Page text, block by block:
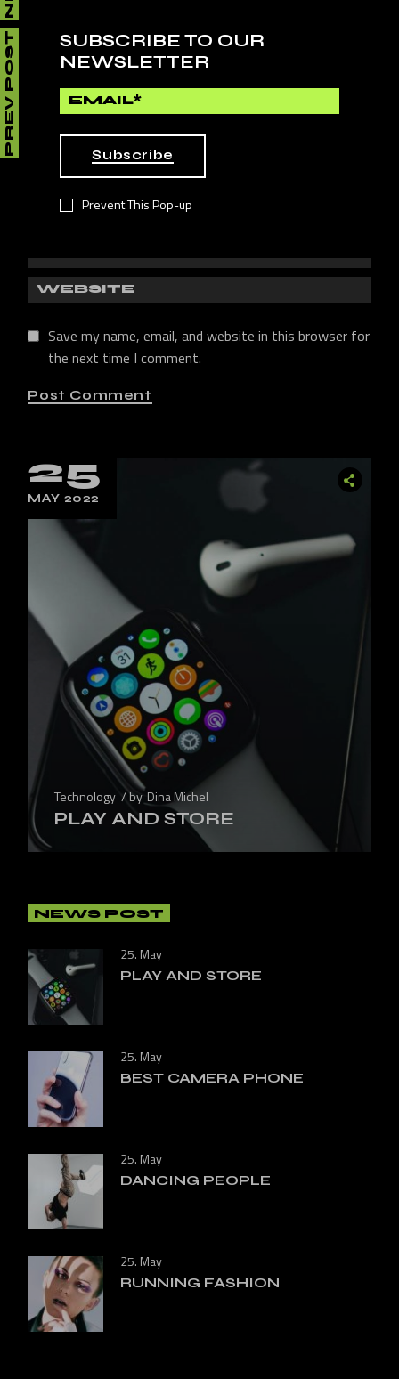
SUBSCRIBE TO OUR
NEWSLETTER
Subscribe
Prevent This Pop-up
PREV POST Your email address will not be published.
are marked*
Save my name, email, and website in this browser for
the next time I comment.
Post Comment
25
MAY 2022
Technology by Dina Michel
PLAY AND STORE
NEWS POST
25. May
PLAY AND STORE
25. May
BEST CAMERA PHONE
25. May
DANCING PEOPLE
25. May
RUNNING FASHION